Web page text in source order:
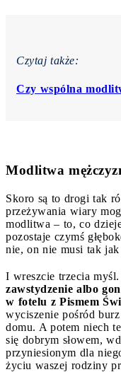
Czytaj także:
Czy wspólna
Modlitwa
Skoro są to drogi tak
przeżywania wiary
modlitwa – to, co
pozostaje czymś
nie, on nie musi tak jak
I wreszcie trzecia myśl.
zawstydzenie albo
w fotelu z Pismem
wyciszenie pośród
domu. A potem niech
się dobrym słowem,
przyniesionym dla
życiu waszej rodziny